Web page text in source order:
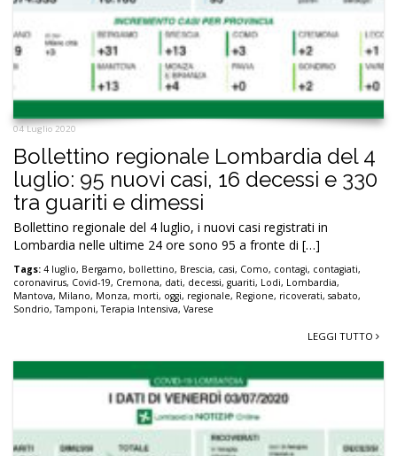
04 Luglio 2020
Bollettino regionale Lombardia del 4
luglio: 95 nuovi casi, 16 decessi e 330
tra guariti e dimessi
Bollettino regionale del 4 luglio, i nuovi casi registrati in
Lombardia nelle ultime 24 ore sono 95 a fronte di […]
Tags: 4 luglio, Bergamo, bollettino, Brescia, casi, Como, contagi, contagiati,
coronavirus, Covid-19, Cremona, dati, decessi, guariti, Lodi, Lombardia,
Mantova, Milano, Monza, morti, oggi, regionale, Regione, ricoverati, sabato,
Sondrio,Tamponi,Terapia Intensiva, Varese
LEGGI TUTTO